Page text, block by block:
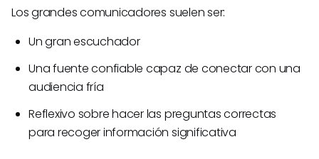
Los grandes comunicadores suelen ser:
Un gran escuchador
Una fuente confiable capaz de conectar con una
audiencia fría
Reflexivo sobre hacer las preguntas correctas
para recoger información significativa